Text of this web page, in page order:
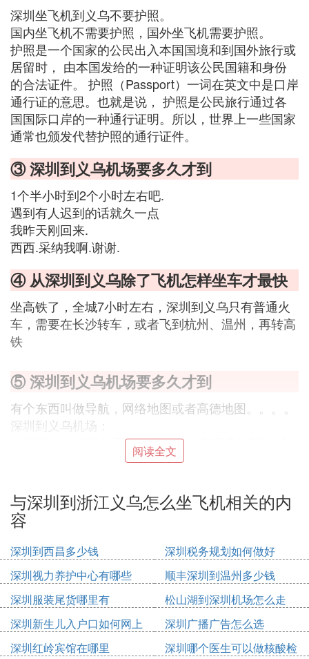
深圳坐飞机到义乌不要护照。
国内坐飞机不需要护照，国外坐飞机需要护照。
护照是一个国家的公民出入本国国境和到国外旅行或
居留时， 由本国发给的一种证明该公民国籍和身份
的合法证件。 护照（Passport）一词在英文中是口岸
通行证的意思。也就是说， 护照是公民旅行通过各
国国际口岸的一种通行证明。所以，世界上一些国家
通常也颁发代替护照的通行证件。
③ 深圳到义乌机场要多久才到
1个半小时到2个小时左右吧.
遇到有人迟到的话就久一点
我昨天刚回来.
西西.采纳我啊.谢谢.
④ 从深圳到义乌除了飞机怎样坐车才最快
坐高铁了，全城7小时左右，深圳到义乌只有普通火
车，需要在长沙转车，或者飞到杭州、温州，再转高
铁
⑤ 深圳到义乌机场要多久才到
有个东西叫做导航，网络地图或者高德地图。。。。
深圳到义乌机场：
★驾车：约1200公里，马不停蹄，车不停轴预计12-1
30-40小时；
★火车：深圳站到义乌站，车票约200左右，预计15-
16小时。（下车之后打车去义乌机场约5-6公里，预
计14-16元）；
★高铁：深圳北站到厦门北站，厦门北站到义乌站，
高铁票约500元，预计10-11小时。（下车之后打车去
义乌机场约5-6公里，预计14-16元）；
★飞机：深圳宝安机场到义乌机场，机票约1200-180
0，预计2小时。
阅读全文
与深圳到浙江义乌怎么坐飞机相关的内
容
深圳到西昌多少钱
深圳税务规划如何做好
深圳视力养护中心有哪些
顺丰深圳到温州多少钱
深圳服装尾货哪里有
松山湖到深圳机场怎么走
深圳新生儿入户口如何网上
申请
深圳广播广告怎么选
深圳红岭宾馆在哪里
深圳哪个医生可以做核酸检